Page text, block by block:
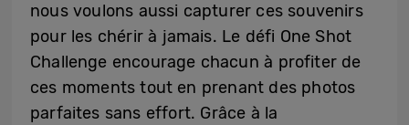
nous voulons aussi capturer ces souvenirs
pour les chérir à jamais. Le défi One Shot
Challenge encourage chacun à profiter de
ces moments tout en prenant des photos
parfaites sans effort. Grâce à la